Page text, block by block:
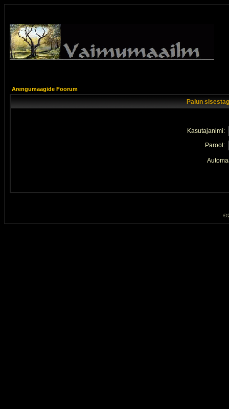
Arengumaagide Foorum
Palun
Kasutajanimi:
Parool:
©